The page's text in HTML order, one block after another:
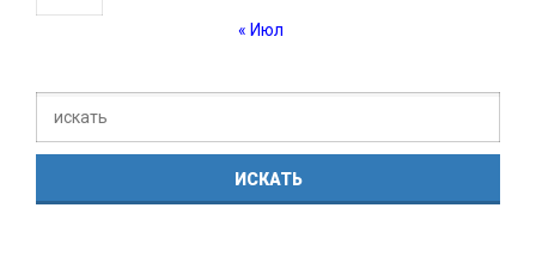
« Июл